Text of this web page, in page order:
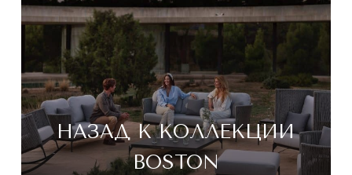
НАЗАД К КОЛЛЕКЦИИ
BOSTON